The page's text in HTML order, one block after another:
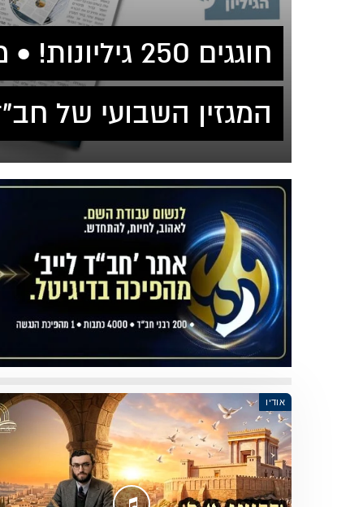
חוגגים 250
המגזין השבועי של
אודיו